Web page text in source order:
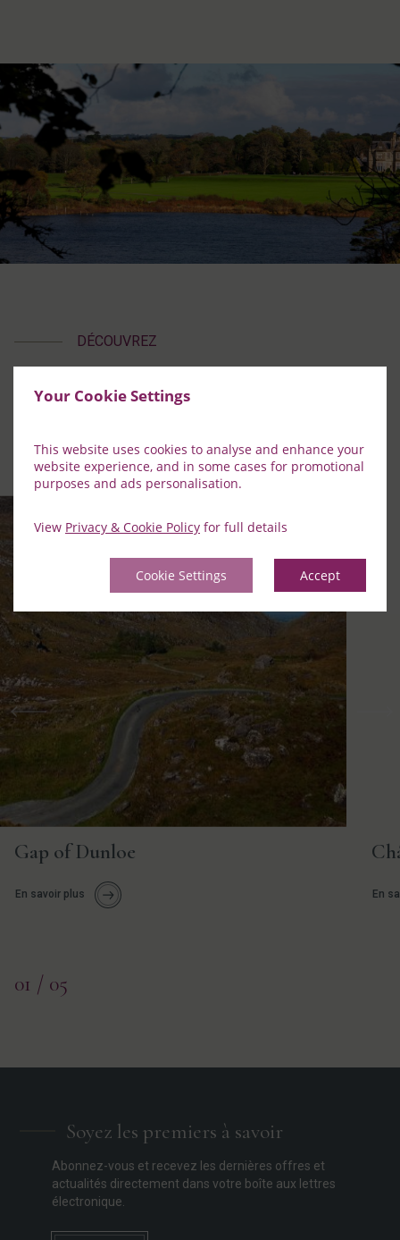
Your Cookie Settings
This website uses cookies to analyse and enhance your
website experience, and in some cases for promotional
purposes and ads personalisation.
View Privacy & Cookie Policy for full details
Cookie Settings Accept
DÉCOUVREZ
Killarney
pittoresques du magnifique Sud-Ouest du pays.
Gap of Dunloe
En savoir plus En
Précédent
01 / 05
Soyez les premiers à savoir
Abonnez-vous et recevez les dernières offres et
actualités directement dans votre boîte aux lettres
électronique.